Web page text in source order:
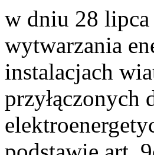
w dniu 28 lipca
wytwarzania
instalacjach
przyłączonych